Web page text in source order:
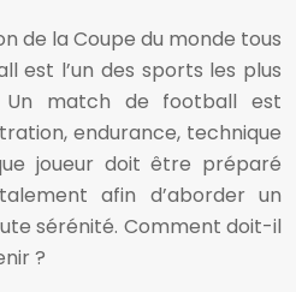
de la Coupe du monde tous
est l’un des sports les plus
Un match de football est
endurance, technique
joueur doit être préparé
afin d’aborder un
sérénité. Comment doit-il
?